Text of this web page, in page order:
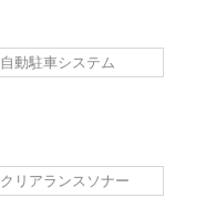
自動駐車システム
クリアランスソナー